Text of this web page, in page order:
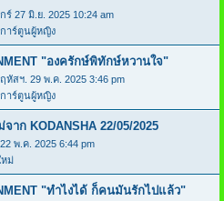
ร์ 27 มิ.ย. 2025 10:24 am
าร์ตูนผู้หญิง
"องครักษ์พิทักษ์หวานใจ"
หัสฯ. 29 พ.ค. 2025 3:46 pm
าร์ตูนผู้หญิง
าก KODANSHA 22/05/2025
พ.ค. 2025 6:44 pm
ม่
"ทำไงได้ ก็คนมันรักไปแล้ว"